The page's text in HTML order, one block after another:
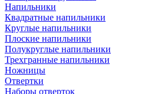
Напильники
Квадратные напильники
Круглые напильники
Плоские напильники
Полукруглые напильники
Трехгранные напильники
Ножницы
Отвертки
Наборы отверток